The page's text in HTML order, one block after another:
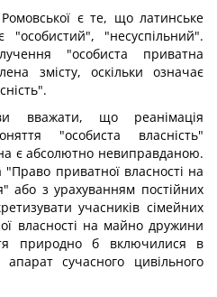
є те, що латинське
"несуспільний".
"особиста приватна
змісту, оскільки означає
вважати, що реанімація
"особиста власність"
є абсолютно невиправданою.
приватної власності на
або з урахуванням постійних
учасників сімейних
власності на майно дружини
природно б включилися в
апарат сучасного цивільного